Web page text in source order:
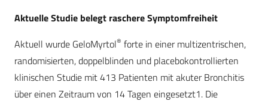
Aktuelle Studie belegt raschere Symptomfreiheit
Aktuell wurde GeloMyrtol® forte in einer multizentrischen,
randomisierten, doppelblinden und placebokontrollierten
klinischen Studie mit 413 Patienten mit akuter Bronchitis
über einen Zeitraum von 14 Tagen eingesetzt1. Die